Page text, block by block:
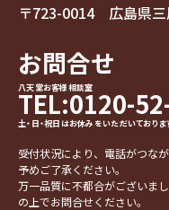
〒723-0014 広島県
お問合せ
八天堂お客様相談室
TEL:0120-
土・日・祝日はお休みをいただいております
受付状況により、電話がつな
予めご了承ください。
万一品質に不都合がございま
の上でお問合せください。